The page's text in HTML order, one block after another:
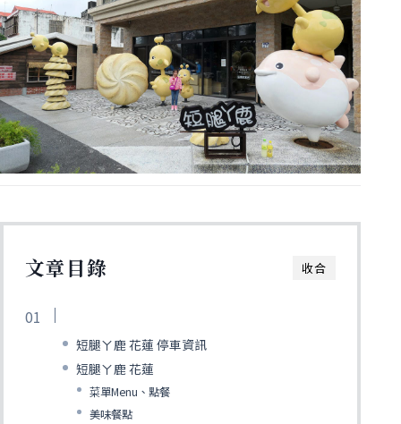
收合
文章目錄
短腿ㄚ鹿 花蓮 停車資訊
短腿ㄚ鹿 花蓮
菜單Menu、點餐
美味餐點